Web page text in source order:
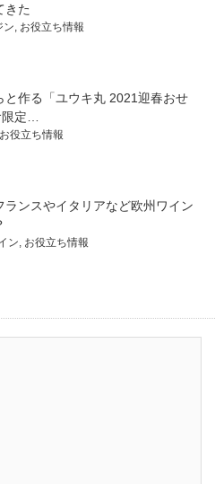
きた
ン, お役立ち情報
と作る「ユウキ丸 2021迎春おせ
定…
お役立ち情報
ランスやイタリアなど欧州ワイン
ン, お役立ち情報